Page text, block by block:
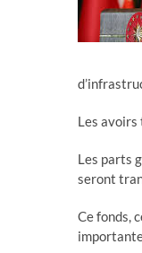
Les
Les parts
seront
Ce fonds,